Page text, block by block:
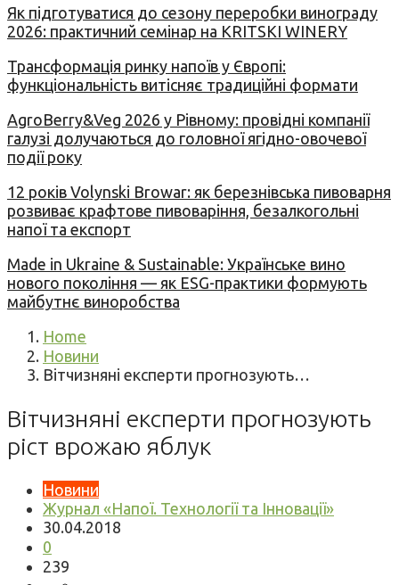
Як підготуватися до сезону переробки винограду
2026: практичний семінар на KRITSKI WINERY
Трансформація ринку напоїв у Європі:
функціональність витісняє традиційні формати
AgroBerry&Veg 2026 у Рівному: провідні компанії
галузі долучаються до головної ягідно-овочевої
події року
12 років Volynski Browar: як березнівська пивоварня
розвиває крафтове пивоваріння, безалкогольні
напої та експорт
Made in Ukraine & Sustainable: Українське вино
нового покоління — як ESG-практики формують
майбутнє виноробства
Home
Новини
Вітчизняні експерти прогнозують…
Вітчизняні експерти прогнозують
ріст врожаю яблук
Новини
Журнал «Напої. Технології та Інновації»
30.04.2018
0
239